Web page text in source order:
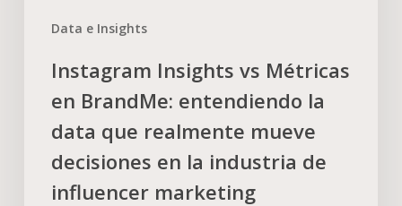
Data e Insights
Instagram Insights vs Métricas
en BrandMe: entendiendo la
data que realmente mueve
decisiones en la industria de
influencer marketing